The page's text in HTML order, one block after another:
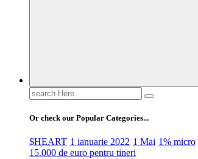
Search
for:
Or check our Popular Categories...
$HEART 1 ianuarie 2022 1 Mai 1% micro
15.000 de euro pentru tineri